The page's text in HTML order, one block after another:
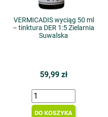
VERMICADIS wyciąg 50 ml
– tinktura DER 1:5 Zielarnia
Suwalska
59,99 zł
DO KOSZYKA